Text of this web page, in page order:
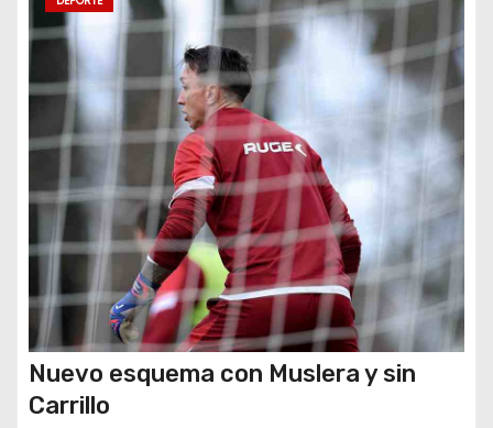
r
a
d
a
s
Nuevo esquema con Muslera y sin
Carrillo